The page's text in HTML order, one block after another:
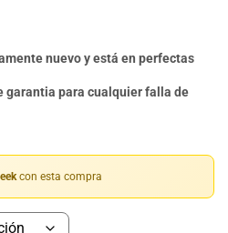
nuevo y está en perfectas
garantia para cualquier falla de
con esta compra